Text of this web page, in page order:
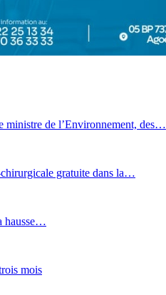
ministre de l’Environnement, des…
gratuite dans la…
hausse…
mois